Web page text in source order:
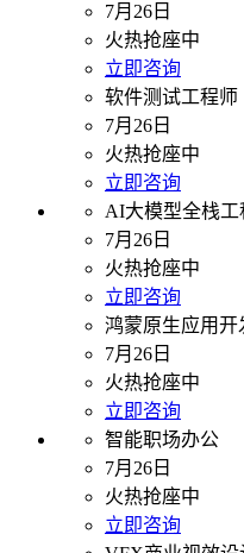
7月26日
火热抢座中
立即咨询
软件测试工程师
7月26日
火热抢座中
立即咨询
AI大模型全栈工
7月26日
火热抢座中
立即咨询
鸿蒙原生应用开
7月26日
火热抢座中
立即咨询
智能职场办公
7月26日
火热抢座中
立即咨询